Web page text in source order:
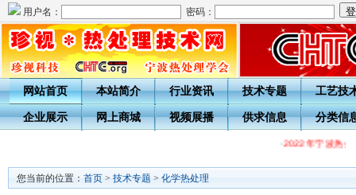
用户名： 密码：
网站首页 本站简介 行业资讯 技术专题 工艺技
企业展示 网上商城 视频展播 供求信息 分类信
·2022年宁波热处
您当前的位置： 首页 > 技术专题 > 化学热处理